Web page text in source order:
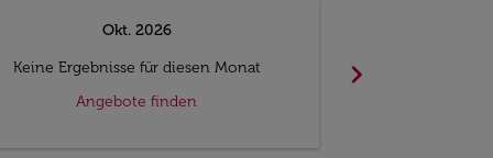
Okt. 2026
Keine Ergebnisse für diesen Monat
Angebote finden
chevron_right